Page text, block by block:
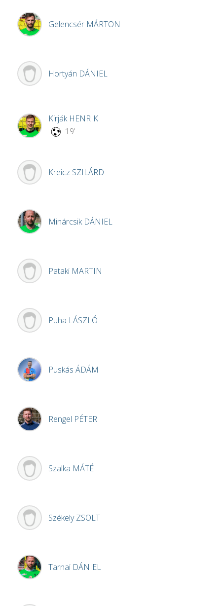
Gelencsér MÁRTON
Hortyán DÁNIEL
Kirják HENRIK
19'
Kreicz SZILÁRD
Minárcsik DÁNIEL
Pataki MARTIN
Puha LÁSZLÓ
Puskás ÁDÁM
Rengel PÉTER
Szalka MÁTÉ
SzékelyZSOLT
Tarnai DÁNIEL